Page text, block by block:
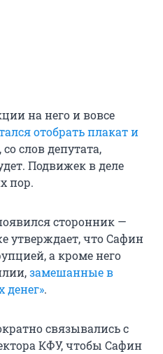
на него и вовсе
отобрать плакат и
слов депутата,
Подвижек в деле
пор.
сторонник —
утверждает, что Сафин
а кроме него
замешанные в
.
связывались с
КФУ, чтобы Сафин